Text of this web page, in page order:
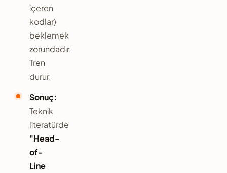
içeren
kodlar)
beklemek
zorundadır.
Tren
durur.
Sonuç:
Teknik
literatürde
"Head-
of-
Line